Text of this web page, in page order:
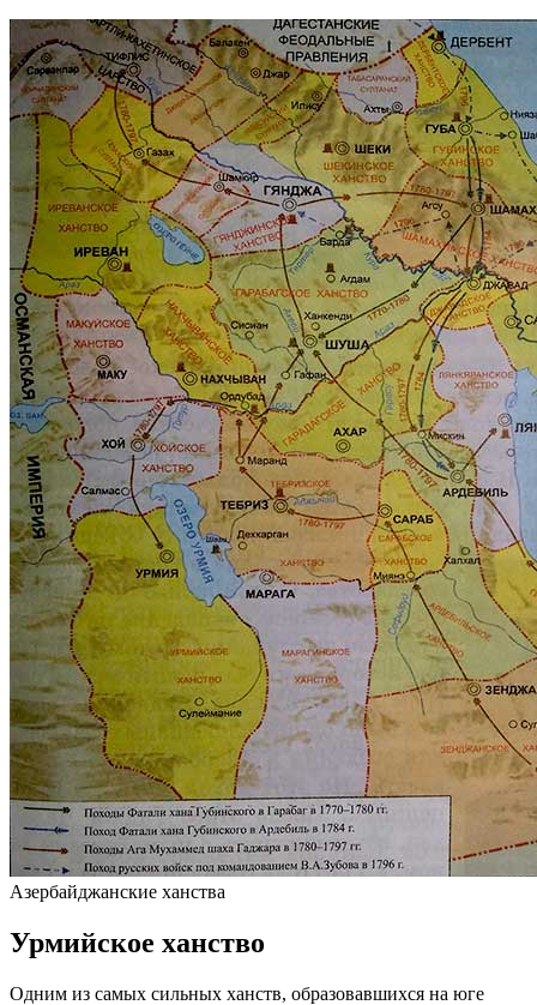
Азербайджанские ханства
Урмийское ханство
Одним из самых сильных ханств, образовавшихся на юге